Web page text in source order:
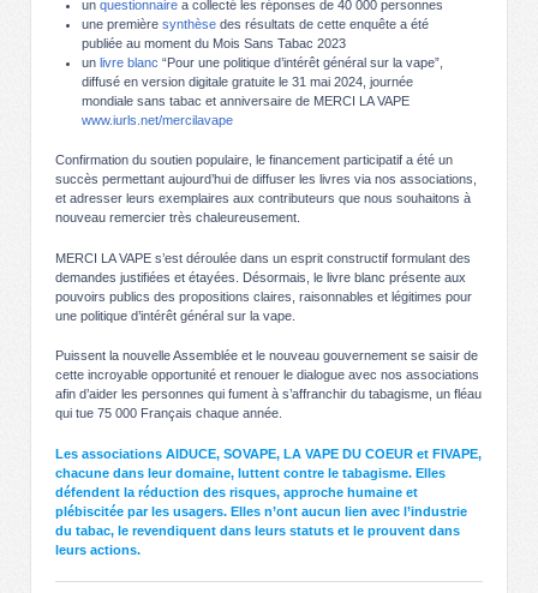
un questionnaire a collecté les réponses de 40 000 personnes
une première synthèse des résultats de cette enquête a été
publiée au moment du Mois Sans Tabac 2023
un livre blanc “Pour une politique d’intérêt général sur la vape”,
diffusé en version digitale gratuite le 31 mai 2024, journée
mondiale sans tabac et anniversaire de MERCI LA VAPE
www.iurls.net/mercilavape
Confirmation du soutien populaire, le financement participatif a été un
succès permettant aujourd’hui de diffuser les livres via nos associations,
et adresser leurs exemplaires aux contributeurs que nous souhaitons à
nouveau remercier très chaleureusement.
MERCI LA VAPE s’est déroulée dans un esprit constructif formulant des
demandes justifiées et étayées. Désormais, le livre blanc présente aux
pouvoirs publics des propositions claires, raisonnables et légitimes pour
une politique d’intérêt général sur la vape.
Puissent la nouvelle Assemblée et le nouveau gouvernement se saisir de
cette incroyable opportunité et renouer le dialogue avec nos associations
afin d’aider les personnes qui fument à s’affranchir du tabagisme, un fléau
qui tue 75 000 Français chaque année.
Les associations AIDUCE, SOVAPE, LA VAPE DU COEUR et FIVAPE,
chacune dans leur domaine, luttent contre le tabagisme. Elles
défendent la réduction des risques, approche humaine et
plébiscitée par les usagers. Elles n’ont aucun lien avec l’industrie
du tabac, le revendiquent dans leurs statuts et le prouvent dans
leurs actions.